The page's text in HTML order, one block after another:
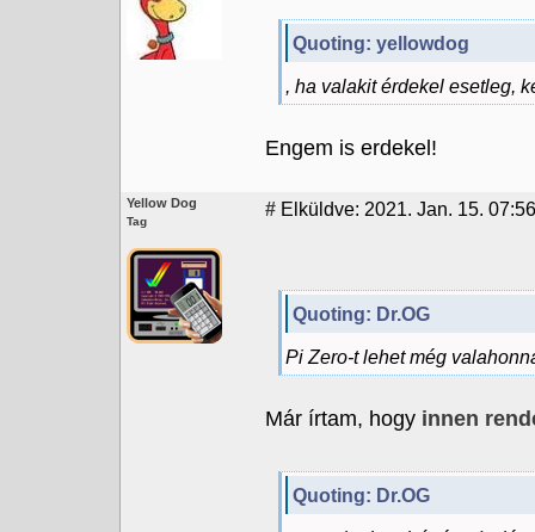
Quoting: yellowdog
, ha valakit érdekel esetleg,
Engem is erdekel!
Yellow Dog
Tag
# Elküldve: 2021. Jan. 15.
Quoting: Dr.OG
Pi Zero-t lehet még
Már írtam, hogy innen
Quoting: Dr.OG